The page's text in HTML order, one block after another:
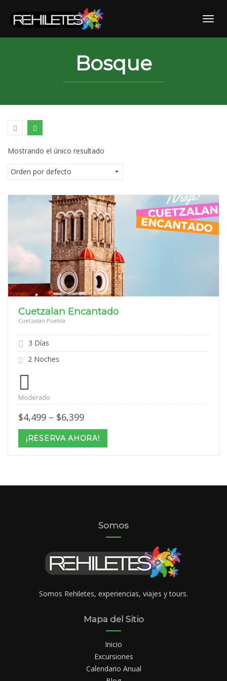
content
Bosque
Mostrando el único resultado
Cuetzalan Encantado
Cuetzalan Puebla
3 Días
2 Noches
Moderado
$4,499 – $6,399Price
$4,499
through
$6,399
¡RESERVA AHORA!
Somos
Somos Rehiletes, experiencias, viajes y tours.
Mapa del Sitio
Inicio
Excursiones
Calendario Anual